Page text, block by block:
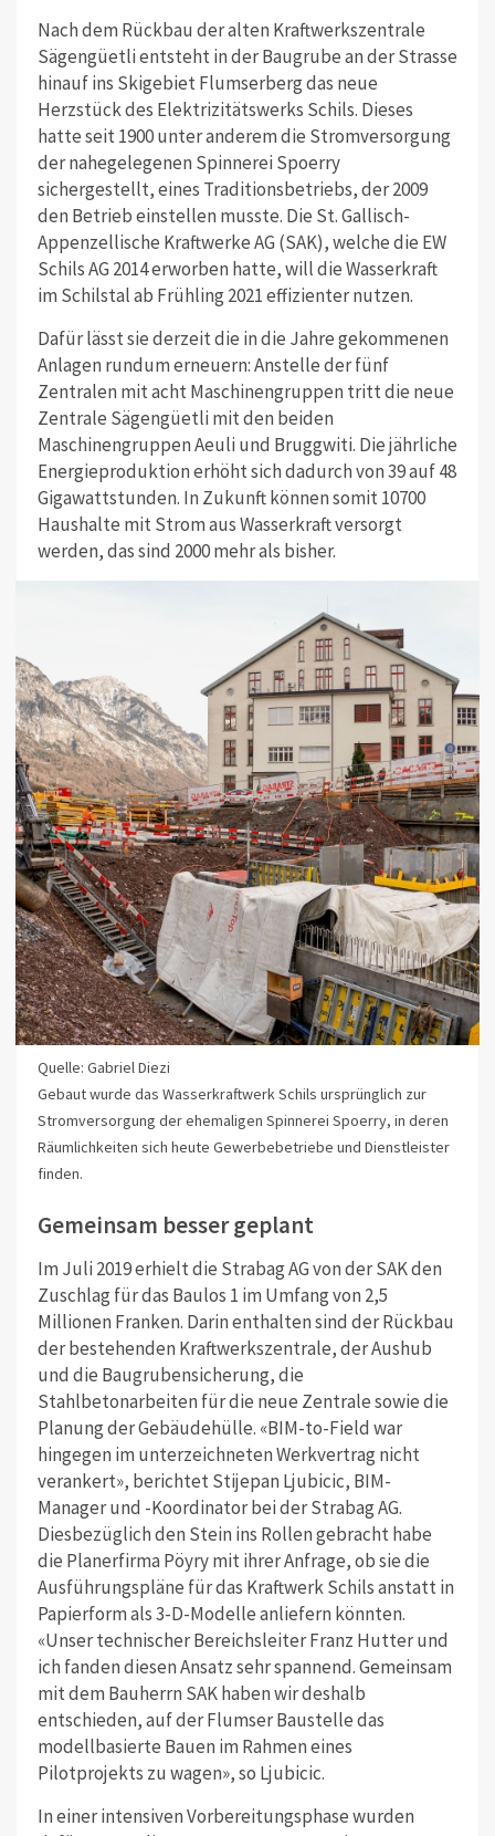
Nach dem Rückbau der alten Kraftwerkszentrale
Sägengüetli entsteht in der Baugrube an der Strasse
hinauf ins Skigebiet Flumserberg das neue
Herzstück des Elektrizitätswerks Schils. Dieses
hatte seit 1900 unter anderem die Stromversorgung
der nahegelegenen Spinnerei Spoerry
sichergestellt, eines Traditionsbetriebs, der 2009
den Betrieb einstellen musste. Die St. Gallisch-
Appenzellische Kraftwerke AG (SAK), welche die EW
Schils AG 2014 erworben hatte, will die Wasserkraft
im Schilstal ab Frühling 2021 effizienter nutzen.
Dafür lässt sie derzeit die in die Jahre gekommenen
Anlagen rundum erneuern: Anstelle der fünf
Zentralen mit acht Maschinengruppen tritt die neue
Zentrale Sägengüetli mit den beiden
Maschinengruppen Aeuli und Bruggwiti. Die jährliche
Energieproduktion erhöht sich dadurch von 39 auf 48
Gigawattstunden. In Zukunft können somit 10700
Haushalte mit Strom aus Wasserkraft versorgt
werden, das sind 2000 mehr als bisher.
Quelle: Gabriel Diezi
Gebaut wurde das Wasserkraftwerk Schils ursprünglich zur
Stromversorgung der ehemaligen Spinnerei Spoerry, in deren
Räumlichkeiten sich heute Gewerbebetriebe und Dienstleister
finden.
Gemeinsam besser geplant
Im Juli 2019 erhielt die Strabag AG von der SAK den
Zuschlag für das Baulos 1 im Umfang von 2,5
Millionen Franken. Darin enthalten sind der Rückbau
der bestehenden Kraftwerkszentrale, der Aushub
und die Baugrubensicherung, die
Stahlbetonarbeiten für die neue Zentrale sowie die
Planung der Gebäudehülle. «BIM-to-Field war
hingegen im unterzeichneten Werkvertrag nicht
verankert», berichtet Stijepan Ljubicic, BIM-
Manager und -Koordinator bei der Strabag AG.
Diesbezüglich den Stein ins Rollen gebracht habe
die Planerfirma Pöyry mit ihrer Anfrage, ob sie die
Ausführungspläne für das Kraftwerk Schils anstatt in
Papierform als 3-D-Modelle anliefern könnten.
«Unser technischer Bereichsleiter Franz Hutter und
ich fanden diesen Ansatz sehr spannend. Gemeinsam
mit dem Bauherrn SAK haben wir deshalb
entschieden, auf der Flumser Baustelle das
modellbasierte Bauen im Rahmen eines
Pilotprojekts zu wagen», so Ljubicic.
In einer intensiven Vorbereitungsphase wurden